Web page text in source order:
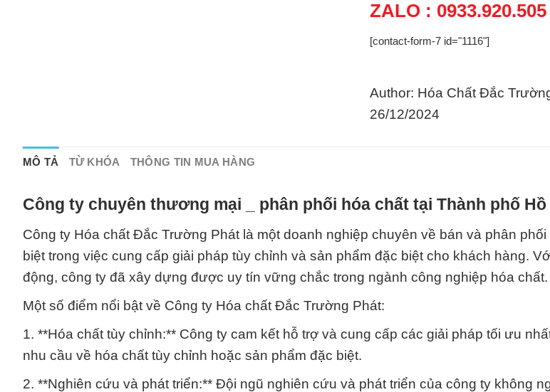
ZALO : 0933.920.505
[contact-form-7 id="1116"]
Author: Hóa Chất Đắc
26/12/2024
MÔ TẢ TỪ KHÓA THÔNG TIN MUA HÀNG
Công ty chuyên thương mại _ phân phối hóa chất tại Thành phố Hồ
Công ty Hóa chất Đắc Trường Phát là một doanh nghiệp chuyên về bán và phân
biệt trong việc cung cấp giải pháp tùy chỉnh và sản phẩm đặc biệt cho khách hàng.
động, công ty đã xây dựng được uy tín vững chắc trong ngành công nghiệp hóa chất.
Một số điểm nổi bật về Công ty Hóa chất Đắc Trường Phát:
1. **Hóa chất tùy chỉnh:** Công ty cam kết hỗ trợ và cung cấp các giải pháp tối ưu
nhu cầu về hóa chất tùy chỉnh hoặc sản phẩm đặc biệt.
2. **Nghiên cứu và phát triển:** Đội ngũ nghiên cứu và phát triển của công ty không